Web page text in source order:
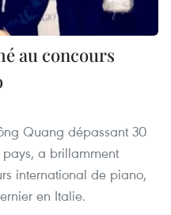
au concours
Quang dépassant 30
a brillamment
international de piano,
en Italie.